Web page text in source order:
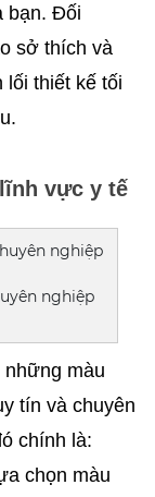
bạn. Đối
sở thích và
lối thiết kế tối
vực y tế
nghiệp
màu
tín và chuyên
chính là:
chọn màu